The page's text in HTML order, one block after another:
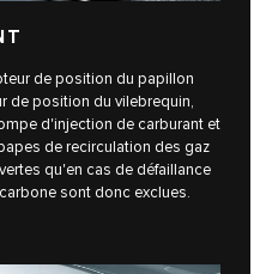
de position du papillon
de position du vilebrequin,
d'injection de carburant et
de recirculation des gaz
qu'en cas de défaillance
sont donc exclues.